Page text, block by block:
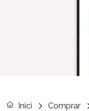
Inici Comprar